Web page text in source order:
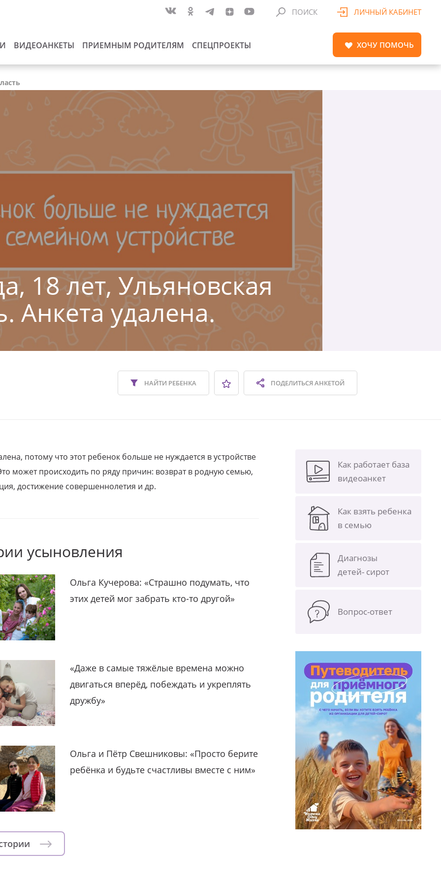
ВИДЕОАНКЕТЫ ПРИЕМНЫМ РОДИТЕЛЯМ СПЕЦПРОЕКТЫ
ПОИСК ЛИЧНЫЙ КАБИНЕТ
ХОЧУ ПОМОЧЬ
18 лет, Ульяновская
Анкета удалена.
ПОДЕЛИТЬСЯАНКЕТОЙ
НАЙТИ РЕБЕНКА
потому что этот ребенок больше не нуждается в устройстве
может происходить по ряду причин: возврат в родную семью,
достижение совершеннолетия и др.
усыновления
Ольга Кучерова: «Страшно подумать, что
этих детей мог забрать кто-то другой»
«Даже в самые тяжёлые времена можно
двигаться вперёд, побеждать и укреплять
дружбу»
Ольга и Пётр Свешниковы: «Просто берите
ребёнка и будьте счастливы вместе с ним»
Как работает база
видеоанкет
Как взять ребенка
в семью
Диагнозы
детей- сирот
Вопрос-ответ